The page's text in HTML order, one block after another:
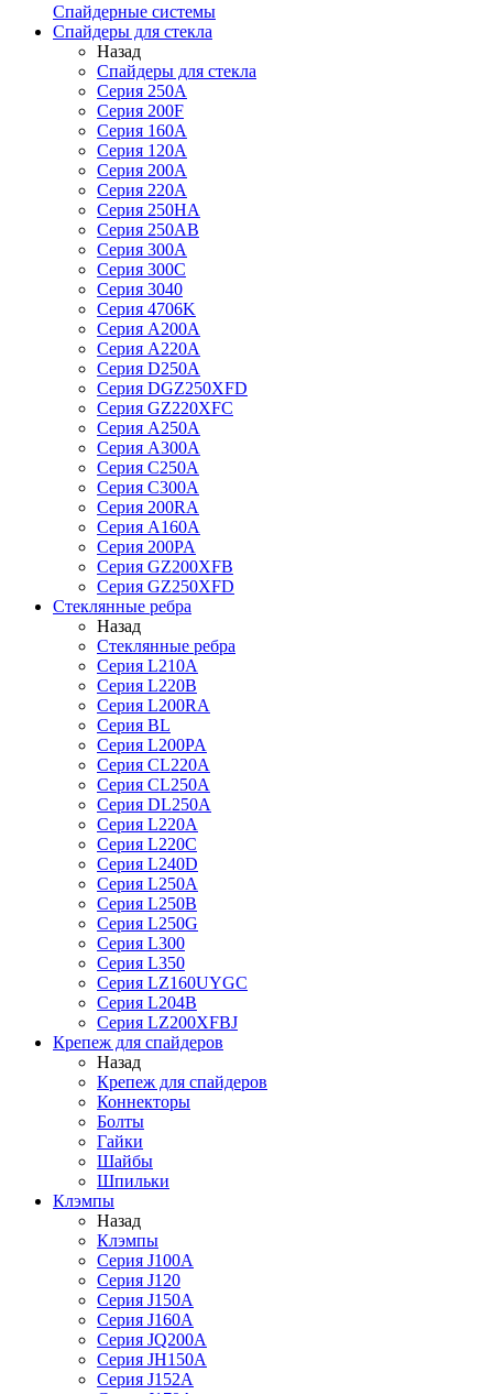
Спайдерные системы
Спайдеры для стекла
Назад
Спайдеры для стекла
Серия 250А
Серия 200F
Серия 160А
Серия 120A
Серия 200А
Серия 220А
Серия 250HA
Серия 250АB
Серия 300А
Серия 300С
Серия 3040
Серия 4706K
Серия A200A
Серия A220A
Серия D250A
Серия DGZ250XFD
Серия GZ220XFC
Серия А250А
Серия А300А
Серия С250A
Серия С300A
Серия 200RA
Серия А160A
Серия 200PA
Серия GZ200XFB
Серия GZ250XFD
Стеклянные ребра
Назад
Стеклянные ребра
Серия L210А
Серия L220В
Серия L200RA
Серия BL
Серия L200PA
Серия CL220A
Серия CL250A
Серия DL250A
Серия L220A
Серия L220C
Серия L240D
Серия L250A
Серия L250B
Серия L250G
Серия L300
Серия L350
Серия LZ160UYGC
Серия L204B
Серия LZ200XFBJ
Крепеж для спайдеров
Назад
Крепеж для спайдеров
Коннекторы
Болты
Гайки
Шайбы
Шпильки
Клэмпы
Назад
Клэмпы
Серия J100A
Серия J120
Серия J150A
Серия J160A
Серия JQ200A
Серия JH150A
Серия J152A